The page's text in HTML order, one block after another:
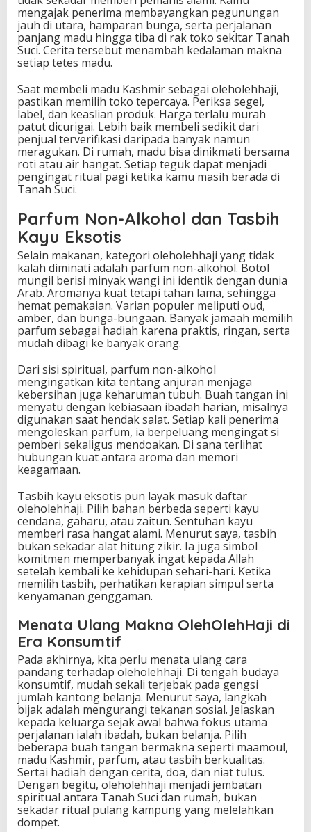
mengajak penerima membayangkan pegunungan
jauh di utara, hamparan bunga, serta perjalanan
panjang madu hingga tiba di rak toko sekitar Tanah
Suci. Cerita tersebut menambah kedalaman makna
setiap tetes madu.
Saat membeli madu Kashmir sebagai oleholehhaji,
pastikan memilih toko tepercaya. Periksa segel,
label, dan keaslian produk. Harga terlalu murah
patut dicurigai. Lebih baik membeli sedikit dari
penjual terverifikasi daripada banyak namun
meragukan. Di rumah, madu bisa dinikmati bersama
roti atau air hangat. Setiap teguk dapat menjadi
pengingat ritual pagi ketika kamu masih berada di
Tanah Suci.
Parfum Non-Alkohol dan Tasbih
Kayu Eksotis
Selain makanan, kategori oleholehhaji yang tidak
kalah diminati adalah parfum non-alkohol. Botol
mungil berisi minyak wangi ini identik dengan dunia
Arab. Aromanya kuat tetapi tahan lama, sehingga
hemat pemakaian. Varian populer meliputi oud,
amber, dan bunga-bungaan. Banyak jamaah memilih
parfum sebagai hadiah karena praktis, ringan, serta
mudah dibagi ke banyak orang.
Dari sisi spiritual, parfum non-alkohol
mengingatkan kita tentang anjuran menjaga
kebersihan juga keharuman tubuh. Buah tangan ini
menyatu dengan kebiasaan ibadah harian, misalnya
digunakan saat hendak salat. Setiap kali penerima
mengoleskan parfum, ia berpeluang mengingat si
pemberi sekaligus mendoakan. Di sana terlihat
hubungan kuat antara aroma dan memori
keagamaan.
Tasbih kayu eksotis pun layak masuk daftar
oleholehhaji. Pilih bahan berbeda seperti kayu
cendana, gaharu, atau zaitun. Sentuhan kayu
memberi rasa hangat alami. Menurut saya, tasbih
bukan sekadar alat hitung zikir. Ia juga simbol
komitmen memperbanyak ingat kepada Allah
setelah kembali ke kehidupan sehari-hari. Ketika
memilih tasbih, perhatikan kerapian simpul serta
kenyamanan genggaman.
Menata Ulang Makna OlehOlehHaji di
Era Konsumtif
Pada akhirnya, kita perlu menata ulang cara
pandang terhadap oleholehhaji. Di tengah budaya
konsumtif, mudah sekali terjebak pada gengsi
jumlah kantong belanja. Menurut saya, langkah
bijak adalah mengurangi tekanan sosial. Jelaskan
kepada keluarga sejak awal bahwa fokus utama
perjalanan ialah ibadah, bukan belanja. Pilih
beberapa buah tangan bermakna seperti maamoul,
madu Kashmir, parfum, atau tasbih berkualitas.
Sertai hadiah dengan cerita, doa, dan niat tulus.
Dengan begitu, oleholehhaji menjadi jembatan
spiritual antara Tanah Suci dan rumah, bukan
sekadar ritual pulang kampung yang melelahkan
dompet.